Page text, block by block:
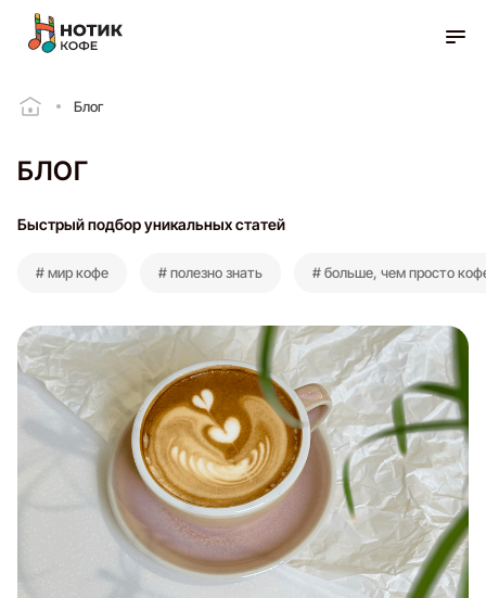
Блог
БЛОГ
Быстрый подбор уникальных статей
# мир кофе # полезно знать # больше, чем просто